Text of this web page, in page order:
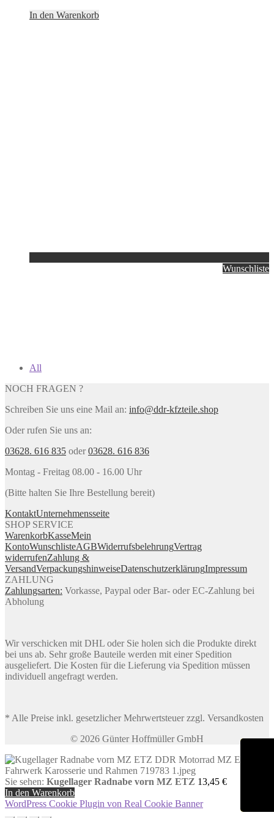
In den Warenkorb
Wunschliste
All
NOCH FRAGEN ?
Schreiben Sie uns eine Mail an: info@ddr-kfzteile.shop
Oder rufen Sie uns an:
03628. 616 835 oder03628. 616 836
Montag - Freitag 08.00 - 16.00 Uhr
(Bitte halten Sie Ihre Bestellung bereit)
KontaktUnternehmensseite
SHOP SERVICE
WarenkorbKasseMein
KontoWunschlisteAGBWiderrufsbelehrungVertrag
widerrufenZahlung &
VersandVerpackungshinweiseDatenschutzerklärungImpressum
ZAHLUNG
Zahlungsarten: Vorkasse, Paypal oder Bar- oder EC-Zahlung bei
Abholung
Wir verschicken mit DHL oder Sie holen sich die Produkte direkt
bei uns ab. Sehr große Bauteile werden mit einer Spedition
ausgeliefert. Die Kosten für die Lieferung via Spedition müssen
individuell angefragt werden.
* Alle Preise inkl. gesetzlicher Mehrwertsteuer zzgl. Versandkosten
© 2026 Günter Hoffmüller GmbH
Sie sehen: Kugellager Radnabe vorn MZ ETZ 13,45 €
In den Warenkorb
WordPress Cookie Plugin von Real Cookie Banner